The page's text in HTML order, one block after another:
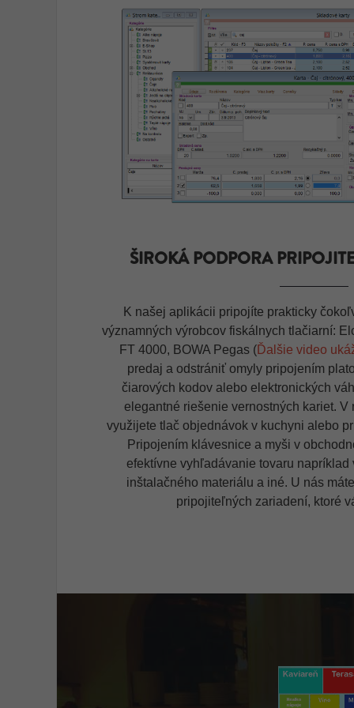
ŠIROKÁ PODPORA
K našej aplikácii pripojíte prakticky
významných výrobcov fiskálnych tlačiarní:
FT 4000, BOWA Pegas (Ďalšie video
predaj a odstrániť omyly pripojením
čiarových kodov alebo elektronických
elegantné riešenie vernostných kariet. V
využijete tlač objednávok v kuchyni alebo
Pripojením klávesnice a myši v
efektívne vyhľadávanie tovaru napríklad
inštalačného materiálu a iné. U nás
pripojiteľných zariadení, ktoré